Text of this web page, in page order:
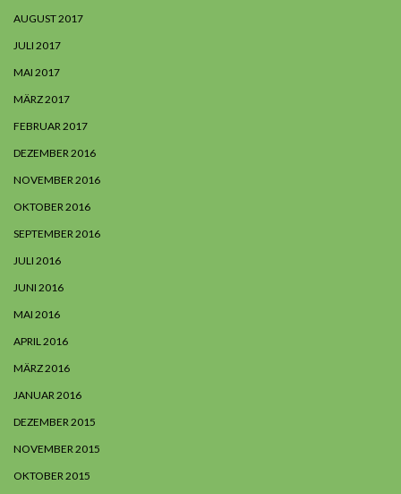
AUGUST 2017
JULI 2017
MAI 2017
MÄRZ 2017
FEBRUAR 2017
DEZEMBER 2016
NOVEMBER 2016
OKTOBER 2016
SEPTEMBER 2016
JULI 2016
JUNI 2016
MAI 2016
APRIL 2016
MÄRZ 2016
JANUAR 2016
DEZEMBER 2015
NOVEMBER 2015
OKTOBER 2015